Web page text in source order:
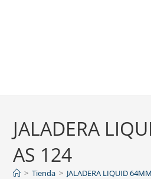
JALADERA
AS 124
> Tienda > JALADERA LIQUID